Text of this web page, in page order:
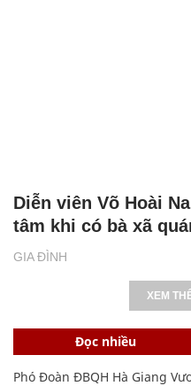
GIA ĐÌNH
Diễn viên Võ Hoài
tâm khi có bà xã
XEM
Đọc nhiều
Phó Đoàn ĐBQH Hà Giang